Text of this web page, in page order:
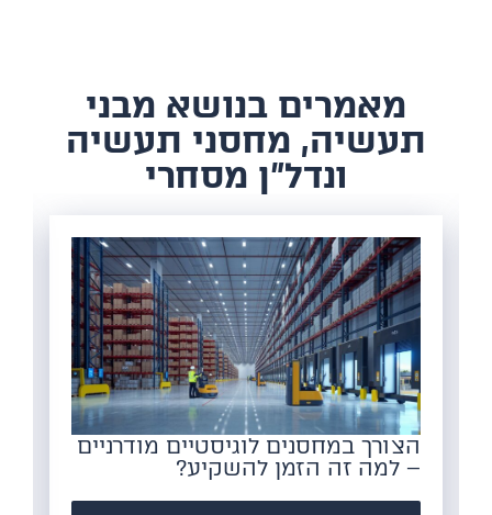
​מאמרים בנושא מבני
תעשיה, מחסני תעשיה
ונדל"ן מסחרי
הצורך במחסנים לוגיסטיים מודרניים
– למה זה הזמן להשקיע?